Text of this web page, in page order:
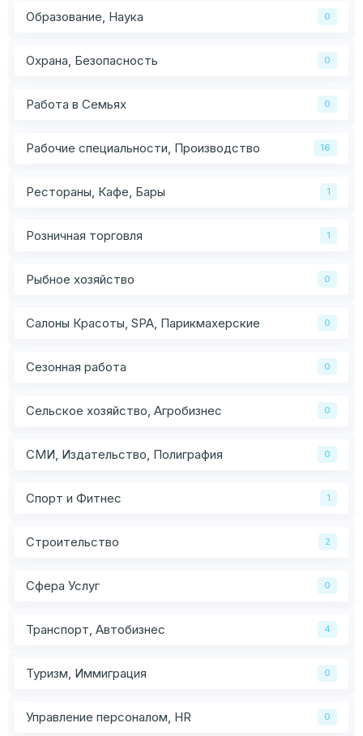
Образование, Наука 0
Охрана, Безопасность 0
Работа в Семьях 0
Рабочие специальности, Производство 16
Рестораны, Кафе, Бары 1
Розничная торговля 1
Рыбное хозяйство 0
Салоны Красоты, SPA, Парикмахерские 0
Сезонная работа 0
Сельское хозяйство, Агробизнес 0
СМИ, Издательство, Полиграфия 0
Спорт и Фитнес 1
Строительство 2
Сфера Услуг 0
Транспорт, Автобизнес 4
Туризм, Иммиграция 0
Управление персоналом, HR 0